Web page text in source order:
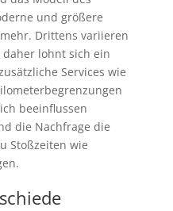
und größere
Drittens variieren
lohnt sich ein
Services wie
beeinflussen
die Nachfrage die
Stoßzeiten wie